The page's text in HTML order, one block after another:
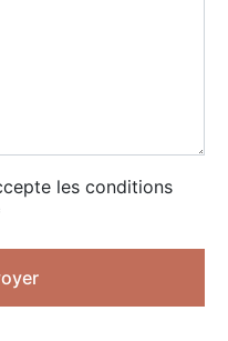
les conditions